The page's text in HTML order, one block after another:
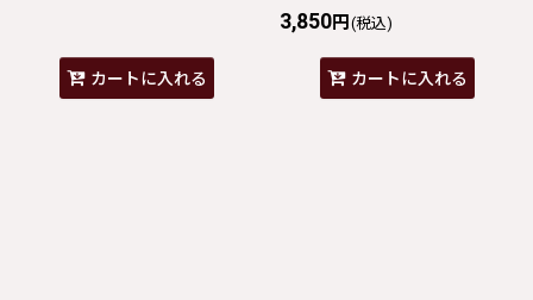
カートに入れる
3,850円 (税込)
カートに入れる